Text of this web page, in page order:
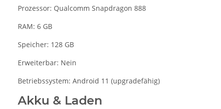
Prozessor: Qualcomm Snapdragon 888
RAM: 6 GB
Speicher: 128 GB
Erweiterbar: Nein
Betriebssystem: Android 11 (upgradefähig)
Akku & Laden